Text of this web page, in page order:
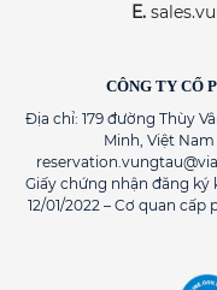
E.
CÔNG TY CỔ
Địa chỉ: 179 đường Thùy
Minh, Việt Nam
Giấy chứng nhận đăng ký
12/01/2022 – Cơ quan